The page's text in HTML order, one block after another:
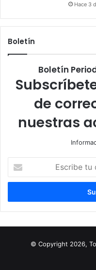
Hace 3
Boletín
Boletín
de
nuestras
correo
© Copyright 2026,